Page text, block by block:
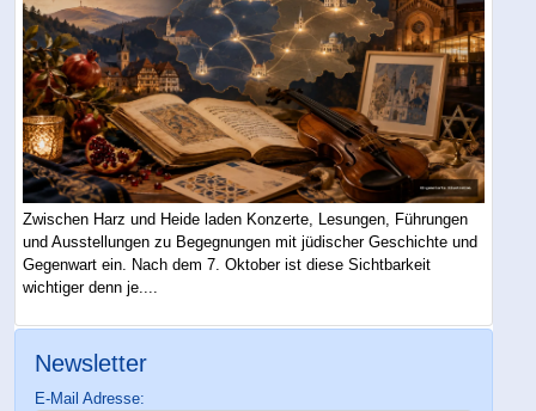
Zwischen Harz und Heide laden Konzerte, Lesungen, Führungen
und Ausstellungen zu Begegnungen mit jüdischer Geschichte und
Gegenwart ein. Nach dem 7. Oktober ist diese Sichtbarkeit
wichtiger denn je....
Newsletter
E-Mail Adresse: